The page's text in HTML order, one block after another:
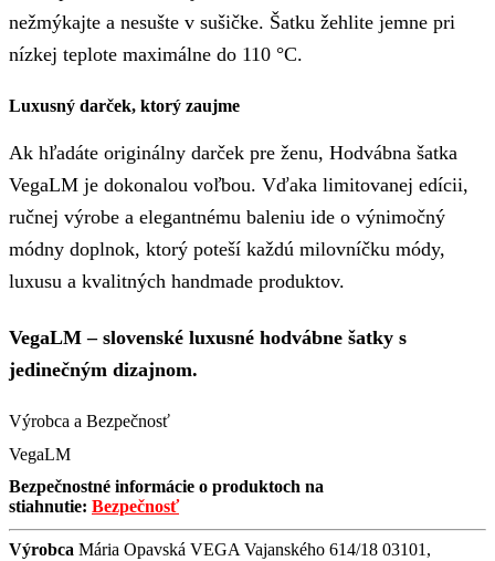
nežmýkajte a nesušte v sušičke. Šatku žehlite jemne pri
nízkej teplote maximálne do 110 °C.
Luxusný darček, ktorý zaujme
Ak hľadáte originálny darček pre ženu, Hodvábna šatka
VegaLM je dokonalou voľbou. Vďaka limitovanej edícii,
ručnej výrobe a elegantnému baleniu ide o výnimočný
módny doplnok, ktorý poteší každú milovníčku módy,
luxusu a kvalitných handmade produktov.
VegaLM – slovenské luxusné hodvábne šatky s
jedinečným dizajnom.
Výrobca a Bezpečnosť
VegaLM
Bezpečnostné informácie o produktoch na
stiahnutie: Bezpečnosť
Výrobca Mária Opavská VEGA Vajanského 614/18 03101,